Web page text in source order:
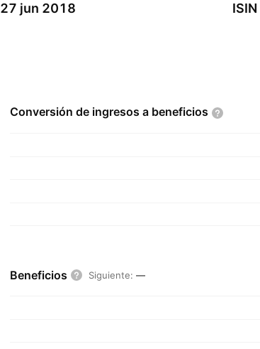
27 jun 2018 ISIN
Conversión de ingresos a beneficios
Beneficios Siguiente: —